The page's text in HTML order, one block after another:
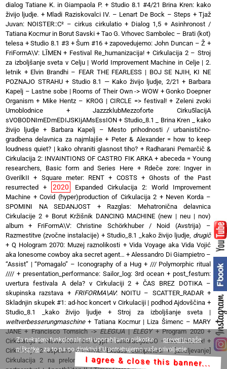
Za nekatere funkcionalnosti uporabljamo piškotke -
preverite naše
piškotke- za to pa po direktivi EU potrebujemo vaše privoljenje.
I agree & close this banner...
dialog Tatiane K. in Giampaola P. + Studio 8.1 #4/21 Brina Kren: kako
živijo ljudje. + Mladi Raziskovalci IV. – Lenart De Bock – Steps +Tjaž
Juvan: NOISTER::C² – cirkus cirkulatio + Dialog 1,5 + Asinhronost /
Tatiana Kocmur in Borut Savski + Tao G. Vrhovec Sambolec – Brati (kot)
telesa +Studio 8.1 #3 + Šum #16 +zapovedujemo: John Duncan – Ž +
FriFormA\V: LĪMEN+ Festival Re_humanizacija!+Cirkulacija 2 – Stroj
za izboljšanje sveta v Celju | World Improvement Machine in Celje | 2.
letnik + Elvin Brandhi – FEAR THE FEARLESS | BOJ SE NJIH, KI NE
POZNAJO STRAHU+ Studio 8.1 — Kako živijo ljudje, 2/21 + Barbara
Kapelj – Lastne sobe | Rooms of Their Own -> WOW+Gonko Doepner
Organism + Mike Hentz – KROG | CIRCLE => festival! + Zeleni zvoki
Umoblodnice +JazzzklubMezzoforte Cirku5lacijA
sVOBODNImEDmEDIJSKIjAMsEssION + Studio_8.1 _ Brina Kren _ kako
živijo ljudje + Barbara Kapelj – Mesto prihodnosti / urbanistično-
gradbena delavnica za najmlajše + Peter & Alexander = how to keep
loudness quiet? | kako ohraniti glasnost tiho? + Radharani Pernarčič &
Cirkulacija 2: INVAINTIONS OF CASTRO FIK ARKA+ abeceda = Young
researchers, Basic form and Series Here + Rdeče zore: Ingver in
GverilkII + Square meter: RENT + COSTS+Ghosts of the Past
resurrected + 2020
Expanded Cirkulacija 2: World Improvement
Machine + Covid (hyper)production of Cirkulacija 2 + Neven Korda –
SPOMINI NA SEDANJOST + Razglas: Mehatronična delavnica
Cirkulacije 2+ Borut Kržišnik DANCING MACHINE (new | neu | nov)
album + FriFormA\V: Christine Schörkhuber / Noid (Avstrija) –
Razmestitve (zvočne instalacije) + Studio_8.1 _kako živijo ljudje, drugič
+Q Hologram 2070: Muzej raznolikosti + Vida Voyage aka Vida Vojić
aka lonesome cowboy aka secret agent… +Alessandro Di Giampietro –
“Assist” | “Pomagalo” – Iconography of a Hug + /// Polymorphic ritual
//// + presentation_performance: Sailor_log: 3rd ocean + post_festum:
uvertura festivala A dela? v Cirkulaciji 2 +ČAS BREZ DOTIKA –
skupinska razstava + FRIFORMA\AV: NOITU – SCATTER_RADAR+
Skladnjin skupek #1: ad-hoc koncert v Cirkulaciji | podhod Ajdovščina +
Studio_8.1 _kako živijo ljudje +Stroj za izboljšanje sveta |
weltverbesserungmaschine+ Tatiana Kocmur | Liza Šimenc – MARY
JANE+Francisco Tomsich ->ELEGIJA|ELEGY+Program 2020+
Cirkulacija 2: News from the Crypt+Cirkulacija2GO – like Phoenix! +
Cirkulacija 2 uspešno izseljena! Exodos completed!+[izseljevanje]
Cirkulacija 2 na prelomu
+ 2019
[napovedujemo] Javno-zasebno